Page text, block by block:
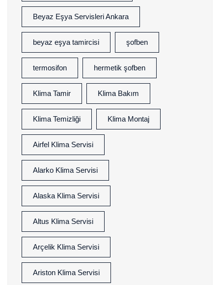
Beyaz Eşya Servisleri Ankara
beyaz eşya tamircisi şofben
termosifon hermetik şofben
Klima Tamir Klima Bakım
Klima Temizliği Klima Montaj
Airfel Klima Servisi
Alarko Klima Servisi
Alaska Klima Servisi
Altus Klima Servisi
Arçelik Klima Servisi
Ariston Klima Servisi